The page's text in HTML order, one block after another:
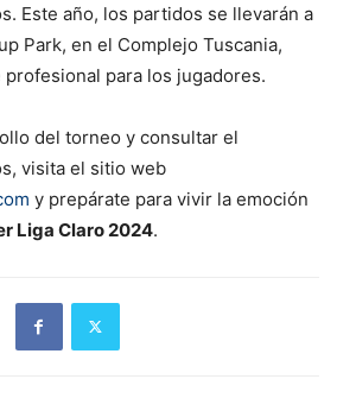
Este año, los partidos se llevarán a
Park, en el Complejo Tuscania,
para los jugadores.
del torneo y consultar el
visita el sitio web
y prepárate para vivir la emoción
Liga Claro 2024.